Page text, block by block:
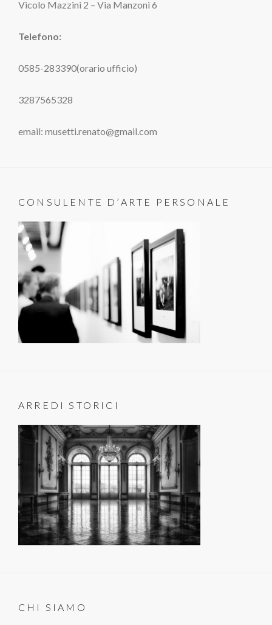
Vicolo Mazzini 2 – Via Manzoni 6
Telefono:
0585-283390(orario ufficio)
3287565328
email: musetti.renato@gmail.com
CONSULENTE D’ARTE PERSONALE
ARREDI STORICI
CHI SIAMO